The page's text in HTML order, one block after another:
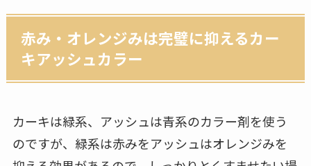
赤み・オレンジみは完璧に抑えるカー
キアッシュカラー
カーキは緑系、アッシュは青系のカラー剤を使う
のですが、緑系は赤みをアッシュはオレンジみを